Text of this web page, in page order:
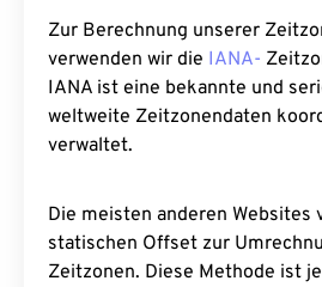
Zur Berechnung unserer
verwenden wir die IANA-
IANA ist eine bekannte und
weltweite Zeitzonendaten
verwaltet.
Die meisten anderen Websites
statischen Offset zur
Zeitzonen. Diese Methode ist